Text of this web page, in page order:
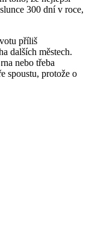
300 dní v roce,
příliš
dalších městech.
nebo třeba
spoustu, protože o